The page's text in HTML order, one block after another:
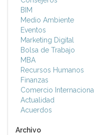
BIM
Medio Ambiente
Eventos
Marketing Digital
Bolsa de Trabajo
MBA
Recursos Humanos
Finanzas
Comercio
Actualidad
Acuerdos
Archivo